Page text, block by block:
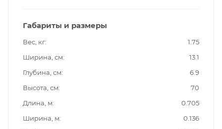
Габариты и размеры
Вес, кг
1.75
Ширина, см
13.1
Глубина, см
6.9
Высота, см
70
Длина, м
0.705
Ширина, м
0.136